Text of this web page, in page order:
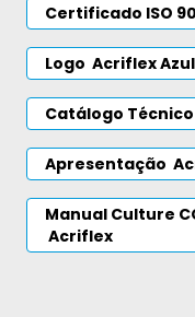
Certificado ISO
Logo AcriflexAzul
Catálogo
Apresentação
Manual Culture
Acriflex